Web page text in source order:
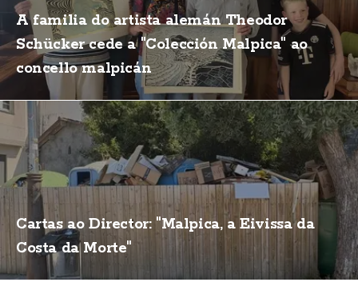
A familia do artista alemán Theodor
Schücker cede a "Colección Malpica" ao
concello malpicán
Cartas ao Director: "Malpica, a Eivissa da
Costa da Morte"